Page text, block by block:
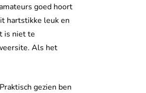
goed hoort
hartstikke leuk en
is niet te
Als het
gezien ben